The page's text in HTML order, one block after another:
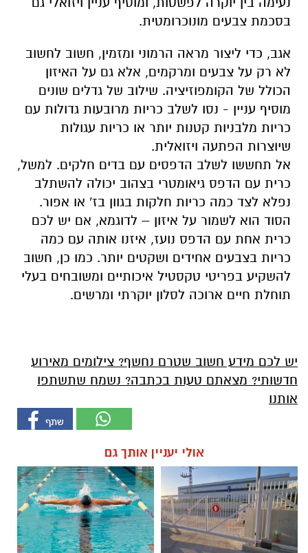
בסכמת צבעים מונוכרומטית.
אגב, כדי ליצור מראה הרמוני ומזמין, חשוב לחשוב
לא רק על צבעים ומרקמים, אלא גם על האיזון
הכולל של הקומפוזיציה. שילוב של גדלים שונים
מוסיף עניין - נסו לשלב כריות מרובעות גדולות עם
כריות מלבניות קטנות יותר או כריות עגולות
שיוצרות הפתעה ויזואלית.
אל תחששו לשלב הדפסים עם בדים חלקים. למשל,
כרית עם הדפס גיאומטרי בצהוב יכולה להשתלב
נפלא לצד כמה כריות חלקות בגוון בז' או אפור.
הסוד הוא לשמור על איזון – לדוגמא, אם יש לכם
כרית אחת עם הדפס נועז, איזנו אותה עם כמה
כריות בצבעים אחידים ושקטים יותר. כמו כן, חשוב
להשקיע בפריטי טקסטיל איכותיים ומשובחים בעלי
תוחלת חיים ארוכה לסלון יוקרתי ומרשים.
יש לכם מידע חשוב שטרם נחשף? צילומים מאירוע
חדשותי? מצאתם טעות בכתבה? נשמח שתשתפו
אותנו
אולי יעניין אותך גם